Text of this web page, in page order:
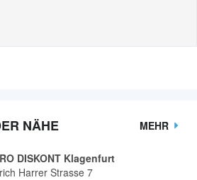
NÄHE MEHR
DISKONT Klagenfurt
Harrer Strasse 7